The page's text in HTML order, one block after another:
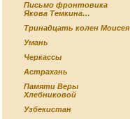
Письмо фронтовика
Якова Темкина…
Тринадцать колен Моисея
Умань
Черкассы
Астрахань
Памяти Веры
Хлебниковой
Узбекистан